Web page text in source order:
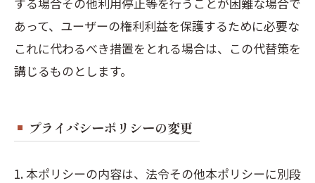
あって、ユーザーの権利利益を保護するために必要な
これに代わるべき措置をとれる場合は、この代替策を
講じるものとします。
プライバシーポリシーの変更
1. 本ポリシーの内容は、法令その他本ポリシーに別段